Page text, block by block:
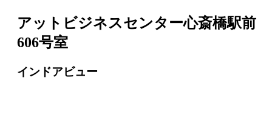
アットビジネスセンター心斎橋駅前
606号室
インドアビュー